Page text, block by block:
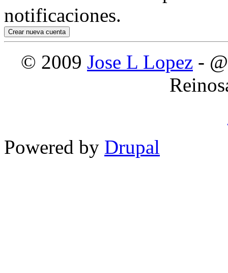
notificaciones.
© 2009 Jose L Lopez -
Powered by Drupal